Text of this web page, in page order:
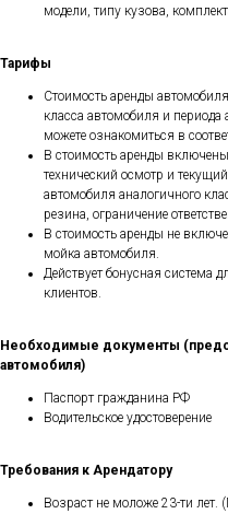
модели, типу кузова,
Тарифы
Стоимость аренды
класса автомобиля и
можете ознакомиться в
В стоимость аренды
технический осмотр и
автомобиля аналогичного
резина, ограничение
В стоимость аренды не
мойка автомобиля.
Действует бонусная система
клиентов.
Необходимые документы
автомобиля)
Паспорт гражданина РФ
Водительское удостоверение
Требования к Арендатору
Возраст не моложе 23-ти лет.